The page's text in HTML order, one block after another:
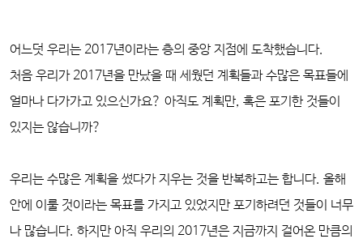
어느덧 우리는 2017년이라는 층의 중앙 지점에 도착했습니다.
처음 우리가 2017년을 만났을 때 세웠던 계획들과 수많은 목표들에
얼마나 다가가고 있으신가요? 아직도 계획만, 혹은 포기한 것들이
있지는 않습니까?
우리는 수많은 계획을 썼다가 지우는 것을 반복하고는 합니다. 올해
안에 이룰 것이라는 목표를 가지고 있었지만 포기하려던 것들이 너무
나 많습니다. 하지만 아직 우리의 2017년은 지금까지 걸어온 만큼의